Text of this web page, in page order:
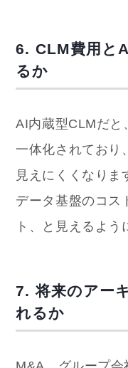
6. CLM費用と
るか
AI内蔵型CLMだと
一体化されており
見えにくくなりま
データ基盤のコス
ト、と見えるよう
7. 将来のアー
れるか